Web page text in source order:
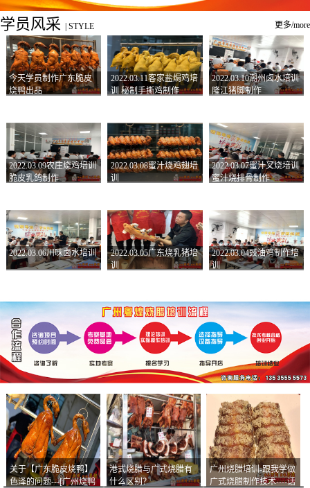
学员风采 STYLE 更多/more
今天学员制作广东脆皮
烧鸭出品
2022.03.11客家盐焗鸡培
训 秘制手撕鸡制作
2022.03.10潮州卤水培训
隆江猪脚制作
2022.03.09农庄烧鸡培训
脆皮乳鸽制作
2022.03.08蜜汁烧鸡翅培
训
2022.03.07蜜汁叉烧培训
蜜汁烧排骨制作
2022.03.06川味卤水培训
2022.03.05广东烧乳猪培
训
2022.03.04豉油鸡制作培
训
关于【广东脆皮烧鸭】
色泽的问题---[广州烧鸭
港式烧腊与广式烧腊有
什么区别？
广州烧腊培训-跟我学做
广式烧腊制作技术----话